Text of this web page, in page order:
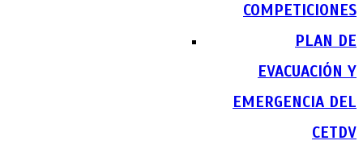
COMPETICIONES
PLAN DE
EVACUACIÓN Y
EMERGENCIA DEL
CETDV